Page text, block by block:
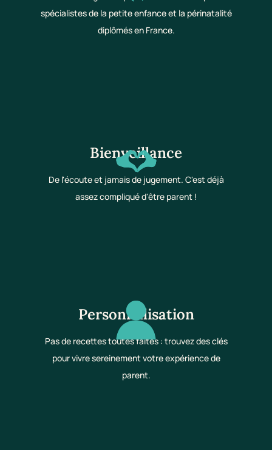
spécialistes de la petite enfance et la périnatalité
diplômés en France.
Bienveillance
De l'écoute et jamais de jugement. C'est déjà
assez compliqué d'être parent !
Personnalisation
Pas de recettes toutes faites : trouvez des clés
pour vivre sereinement votre expérience de
parent.